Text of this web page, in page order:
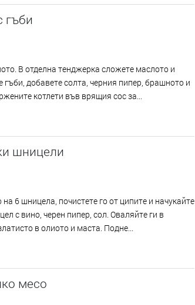
гъби
В отделна тенджерка сложете маслото и
гъби, добавете солта, черния пипер, брашното и
котлети във врящия сос за...
шницели
6 шницела, почистете го от ципите и начукайте
с вино, черен пипер, сол. Оваляйте ги в
в олиото и маста. Подне...
месо